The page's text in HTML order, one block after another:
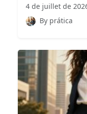
4 de juillet de
By prática